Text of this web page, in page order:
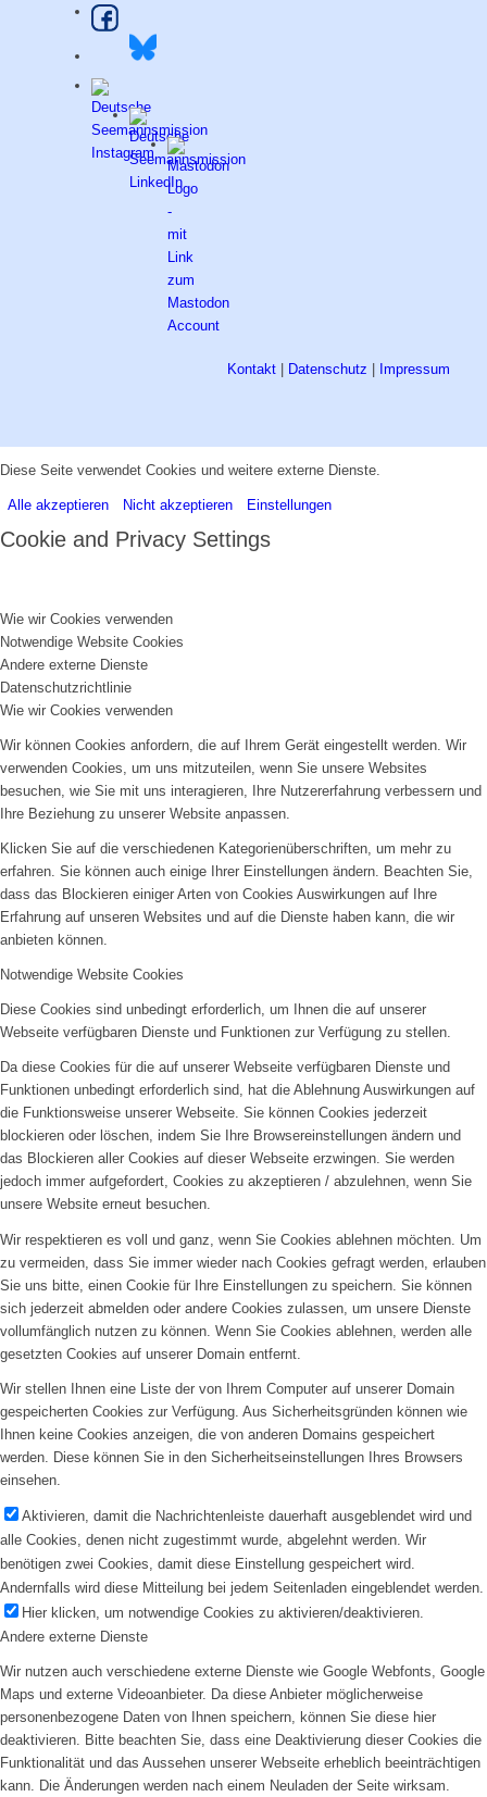
Kontakt Datenschutz Impressum
Diese Seite verwendet Cookies und weitere externe Dienste.
Alle akzeptieren Nicht akzeptieren Einstellungen
Cookie and Privacy Settings
Wie wir Cookies verwenden
Notwendige Website Cookies
Andere externe Dienste
Datenschutzrichtlinie
Wie wir Cookies verwenden
Wir können Cookies anfordern, die auf Ihrem Gerät eingestellt werden. Wir
verwenden Cookies, um uns mitzuteilen, wenn Sie unsere Websites
besuchen, wie Sie mit uns interagieren, Ihre Nutzererfahrung verbessern und
Ihre Beziehung zu unserer Website anpassen.
Klicken Sie auf die verschiedenen Kategorienüberschriften, um mehr zu
erfahren. Sie können auch einige Ihrer Einstellungen ändern. Beachten Sie,
dass das Blockieren einiger Arten von Cookies Auswirkungen auf Ihre
Erfahrung auf unseren Websites und auf die Dienste haben kann, die wir
anbieten können.
Notwendige Website Cookies
Diese Cookies sind unbedingt erforderlich, um Ihnen die auf unserer
Webseite verfügbaren Dienste und Funktionen zur Verfügung zu stellen.
Da diese Cookies für die auf unserer Webseite verfügbaren Dienste und
Funktionen unbedingt erforderlich sind, hat die Ablehnung Auswirkungen auf
die Funktionsweise unserer Webseite. Sie können Cookies jederzeit
blockieren oder löschen, indem Sie Ihre Browsereinstellungen ändern und
das Blockieren aller Cookies auf dieser Webseite erzwingen. Sie werden
jedoch immer aufgefordert, Cookies zu akzeptieren / abzulehnen, wenn Sie
unsere Website erneut besuchen.
Wir respektieren es voll und ganz, wenn Sie Cookies ablehnen möchten. Um
zu vermeiden, dass Sie immer wieder nach Cookies gefragt werden, erlauben
Sie uns bitte, einen Cookie für Ihre Einstellungen zu speichern. Sie können
sich jederzeit abmelden oder andere Cookies zulassen, um unsere Dienste
vollumfänglich nutzen zu können. Wenn Sie Cookies ablehnen, werden alle
gesetzten Cookies auf unserer Domain entfernt.
Wir stellen Ihnen eine Liste der von Ihrem Computer auf unserer Domain
gespeicherten Cookies zur Verfügung. Aus Sicherheitsgründen können wie
Ihnen keine Cookies anzeigen, die von anderen Domains gespeichert
werden. Diese können Sie in den Sicherheitseinstellungen Ihres Browsers
einsehen.
Aktivieren, damit die Nachrichtenleiste dauerhaft ausgeblendet wird und
alle Cookies, denen nicht zugestimmt wurde, abgelehnt werden. Wir
benötigen zwei Cookies, damit diese Einstellung gespeichert wird.
Andernfalls wird diese Mitteilung bei jedem Seitenladen eingeblendet werden.
Hier klicken, um notwendige Cookies zu aktivieren/deaktivieren.
Andere externe Dienste
Wir nutzen auch verschiedene externe Dienste wie Google Webfonts, Google
Maps und externe Videoanbieter. Da diese Anbieter möglicherweise
personenbezogene Daten von Ihnen speichern, können Sie diese hier
deaktivieren. Bitte beachten Sie, dass eine Deaktivierung dieser Cookies die
Funktionalität und das Aussehen unserer Webseite erheblich beeinträchtigen
kann. Die Änderungen werden nach einem Neuladen der Seite wirksam.